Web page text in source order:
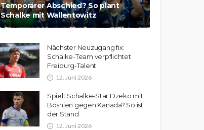
Temporärer Abschied? So plant
Schalke mit Wallentowitz
Nächster Neuzugang fix:
Schalke-Team verpflichtet
Freiburg-Talent
12. Juni 2026
Spielt Schalke-Star Dzeko mit
Bosnien gegen Kanada? So ist
der Stand
12. Juni 2026